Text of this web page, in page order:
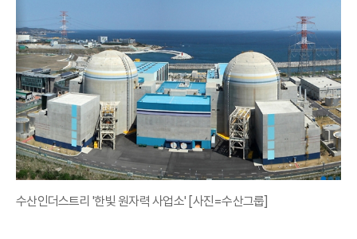
수산인더스트리 '한빛 원자력 사업소' [사진=수산그룹]